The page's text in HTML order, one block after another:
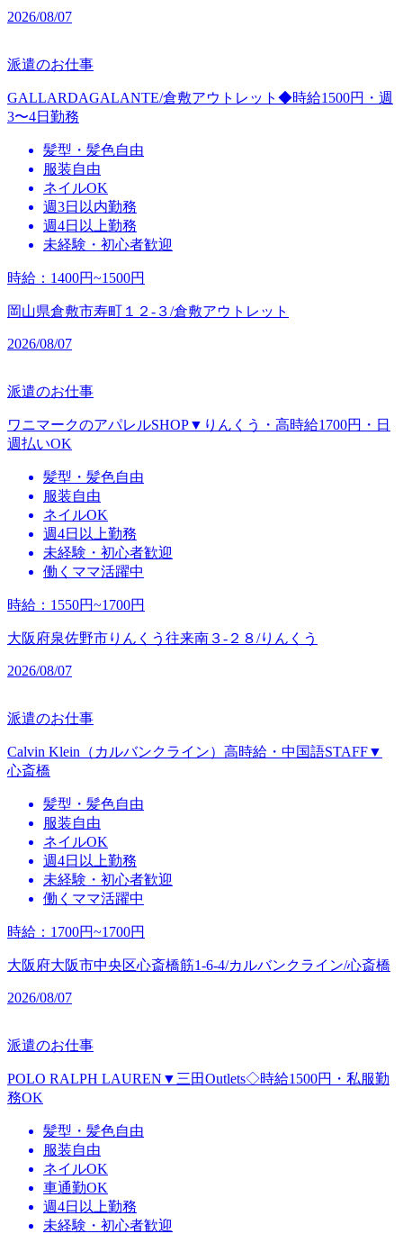
2026/08/07
派遣のお仕事
GALLARDAGALANTE/倉敷アウトレット◆時給1500円・週
3〜4日勤務
髪型・髪色自由
服装自由
ネイルOK
週3日以内勤務
週4日以上勤務
未経験・初心者歓迎
時給 ： 1400円~1500円
岡山県倉敷市寿町１２‐３/倉敷アウトレット
2026/08/07
派遣のお仕事
ワニマークのアパレルSHOP▼りんくう・高時給1700円・日
週払いOK
髪型・髪色自由
服装自由
ネイルOK
週4日以上勤務
未経験・初心者歓迎
働くママ活躍中
時給 ： 1550円~1700円
大阪府泉佐野市りんくう往来南３‐２８/りんくう
2026/08/07
派遣のお仕事
Calvin Klein（カルバンクライン）高時給・中国語STAFF▼
心斎橋
髪型・髪色自由
服装自由
ネイルOK
週4日以上勤務
未経験・初心者歓迎
働くママ活躍中
時給 ： 1700円~1700円
大阪府大阪市中央区心斎橋筋1-6-4/カルバンクライン/心斎橋
2026/08/07
派遣のお仕事
POLO RALPH LAUREN▼三田Outlets◇時給1500円・私服勤
務OK
髪型・髪色自由
服装自由
ネイルOK
車通勤OK
週4日以上勤務
未経験・初心者歓迎